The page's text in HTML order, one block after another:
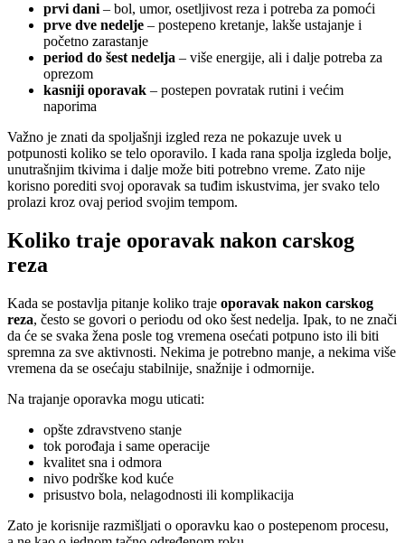
prvi dani– bol, umor, osetljivost reza i potreba za pomoći
prve dve nedelje – postepeno kretanje, lakše ustajanje i
početno zarastanje
period do šest nedelja – više energije, ali i dalje potreba za
oprezom
kasniji oporavak – postepen povratak rutini i većim
naporima
Važno je znati da spoljašnji izgled reza ne pokazuje uvek u
potpunosti koliko se telo oporavilo. I kada rana spolja izgleda bolje,
unutrašnjim tkivima i dalje može biti potrebno vreme. Zato nije
korisno porediti svoj oporavak sa tuđim iskustvima, jer svako telo
prolazi kroz ovaj period svojim tempom.
Koliko traje oporavak nakon carskog
reza
Kada se postavlja pitanje koliko traje oporavak nakon carskog
reza, često se govori o periodu od oko šest nedelja. Ipak, to ne znači
da će se svaka žena posle tog vremena osećati potpuno isto ili biti
spremna za sve aktivnosti. Nekima je potrebno manje, a nekima više
vremena da se osećaju stabilnije, snažnije i odmornije.
Na trajanje oporavka mogu uticati:
opšte zdravstveno stanje
tok porođaja i same operacije
kvalitet sna i odmora
nivo podrške kod kuće
prisustvo bola, nelagodnosti ili komplikacija
Zato je korisnije razmišljati o oporavku kao o postepenom procesu,